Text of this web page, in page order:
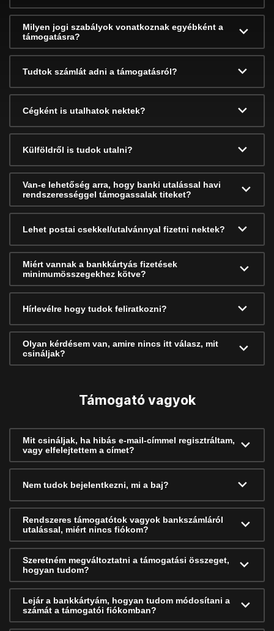
Milyen jogi szabályok vonatkoznak egyébként a
támogatásra?
Tudtok számlát adni a támogatásról?
Cégként is utalhatok nektek?
Külföldről is tudok utalni?
Van-e lehetőség arra, hogy banki utalással havi
rendszerességgel támogassalak titeket?
Lehet postai csekkel/utalvánnyal fizetni nektek?
Miért vannak a bankkártyás fizetések
minimumösszegekhez kötve?
Hírlevélre hogy tudok feliratkozni?
Olyan kérdésem van, amire nincs itt válasz, mit
csináljak?
Támogató vagyok
Mit csináljak, ha hibás e-mail-címmel regisztráltam,
vagy elfelejtettem a címet?
Nem tudok bejelentkezni, mi a baj?
Rendszeres támogatótok vagyok bankszámláról
utalással, miért nincs fiókom?
Szeretném megváltoztatni a támogatási összeget,
hogyan tudom?
Lejár a bankkártyám, hogyan tudom módosítani a
számát a támogatói fiókomban?